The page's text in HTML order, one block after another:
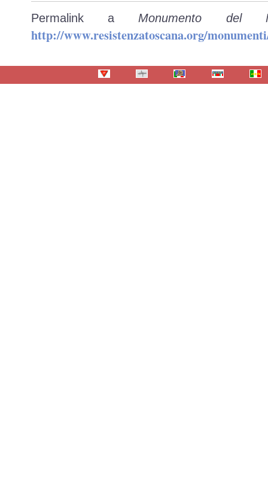
Permalink a Monumento del
http://www.resistenzatoscana.org/